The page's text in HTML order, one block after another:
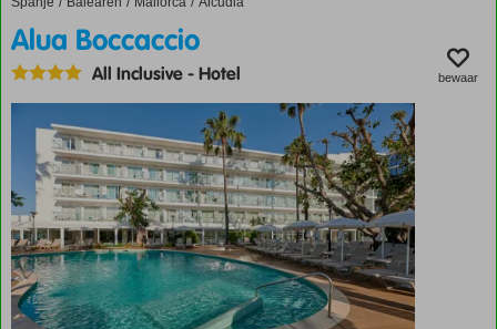
appartementen
tot 6 personen
Alua Boccaccio
All Inclusive-Hotel bewaar